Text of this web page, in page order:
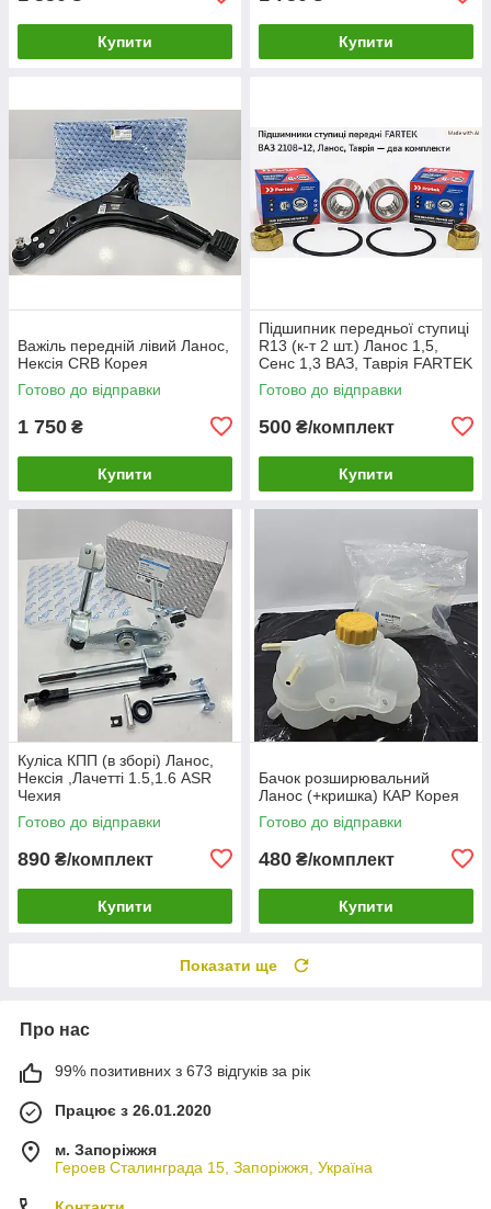
Купити Купити
Важіль передній лівий Ланос,
Нексія CRB Корея
Готово до відправки
1 750 ₴
Купити
Підшипник передньої ступиці
R13 (к-т 2 шт.) Ланос 1,5,
Сенс 1,3 ВАЗ, Таврія FARTEK
Готово до відправки
500 ₴/комплект
Купити
Куліса КПП (в зборі) Ланос,
Нексія ,Лачетті 1.5,1.6 ASR
Чехия
Готово до відправки
890 ₴/комплект
Купити
Бачок розширювальний
Ланос (+кришка) КАР Корея
Готово до відправки
480 ₴/комплект
Купити
Показати ще
Про нас
99% позитивних з 673 відгуків за рік
Працює з 26.01.2020
м. Запоріжжя
Героев Сталинграда 15, Запоріжжя, Україна